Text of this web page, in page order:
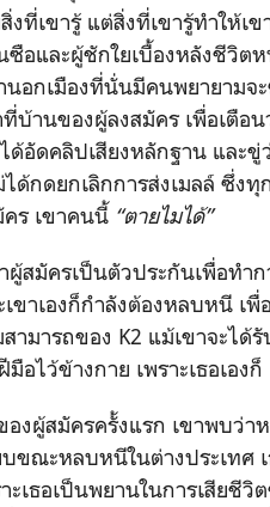
งที่เขารู้ แต่สิ่งที่เขารู้ทำให้
ซือและผู้ชักใยเบื้องหลังชีวิต
อกเมืองที่นั่นมีคนพยายามจ
ที่บ้านของผู้ลงสมัคร เพื่อเตือ
ได้อัดคลิปเสียงหลักฐาน และ
ได้กดยกเลิกการส่งเมลล์ ซึ่ง
ร เขาคนนี้ “ตายไมได้”
ผู้สมัครเป็นตัวประกันเพื่อท
เขาเองก็กำลังต้องหลบหนี
ามารถของ K2 แม้เขาจะไ
อไว้ข้างกาย เพราะเธอเองก็
องผู้สมัครครั้งแรก เขาพบ
ขณะหลบหนีในต่างประเทศ
ะเธอเป็นพยานในการเสีย